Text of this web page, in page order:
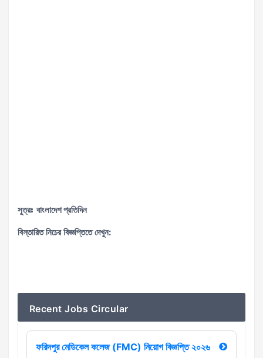
সুত্রঃ বাংলাদেশ প্রতিদিন
বিস্তারিত নিচের বিজ্ঞপ্তিতে দেখুন:
Recent Jobs Circular
ফরিদপুর মেডিকেল কলেজ (FMC) নিয়োগ বিজ্ঞপ্তি ২০২৬